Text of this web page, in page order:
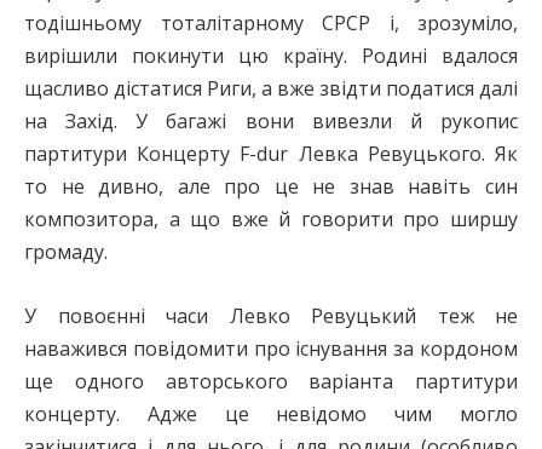
тодішньому тоталітарному СРСР і, зрозуміло,
вирішили покинути цю країну. Родині вдалося
щасливо дістатися Риги, а вже звідти податися далі
на Захід. У багажі вони вивезли й рукопис
партитури Концерту F-dur Левка Ревуцького. Як
то не дивно, але про це не знав навіть син
композитора, а що вже й говорити про ширшу
громаду.
У повоєнні часи Левко Ревуцький теж не
наважився повідомити про існування за кордоном
ще одного авторського варіанта партитури
концерту. Адже це невідомо чим могло